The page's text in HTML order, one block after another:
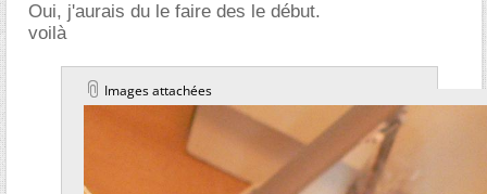
Oui, j'aurais du le faire des le début.
voilà
Images attachées